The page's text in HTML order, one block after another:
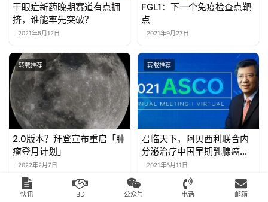
干眼症新药晚期赛道有点拥
挤，谁能率先突破？
2021年5月12日
FGL1：下一个免疫检查点靶
点
2021年9月27日
转载推荐
2.0版本？拜登宣布重启「肿
瘤登月计划」
2022年2月7日
转载推荐
君临天下，阿贝西利联合内
分泌治疗中国早期乳腺癌患
者，术后复发风险大幅降低
2021年6月11日
转载推荐
快讯 BD 公众号 电话 邮箱